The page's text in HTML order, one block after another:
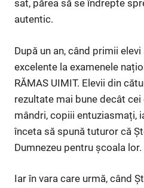
sat, părea să se îndrepte
autentic.
După un an, când primii
excelente la examenele
RĂMAS UIMIT. Elevii din
rezultate mai bune decât
mândri, copiii entuziasmați,
înceta să spună tuturor că
Dumnezeu pentru școala lor.
Iar în vara care urmă, când